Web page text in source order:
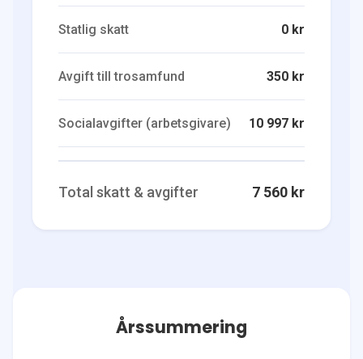
Statlig skatt 0 kr
Avgift till trosamfund 350 kr
Socialavgifter (arbetsgivare) 10 997 kr
Total skatt & avgifter 7 560 kr
Årssummering